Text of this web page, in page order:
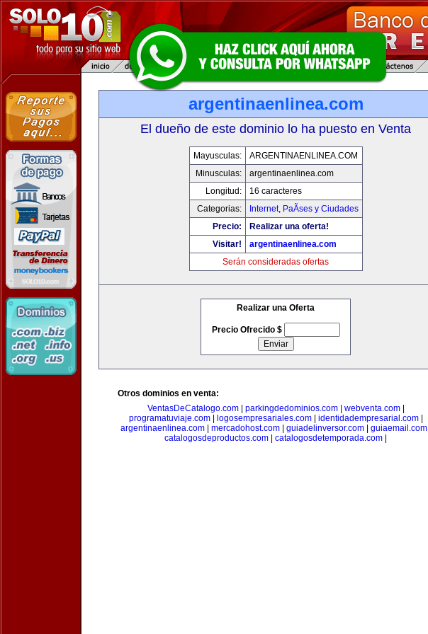
argentinaenlinea.com
El dueño de este dominio lo ha puesto en Venta
Mayusculas:
ARGENTINAENLINEA.COM
Minusculas:
argentinaenlinea.com
Longitud:
16 caracteres
Categorias:
Internet, PaÃ­ses y Ciudades
Precio:
Realizar una oferta!
Visitar!
argentinaenlinea.com
Serán consideradas ofertas
Realizar una Oferta
Precio Ofrecido $
Otros dominios en venta:
VentasDeCatalogo.com| parkingdedominios.com| webventa.com|
programatuviaje.com| logosempresariales.com| identidadempresarial.com|
argentinaenlinea.com| mercadohost.com| guiadelinversor.com| guiaemail.com|
catalogosdeproductos.com
catalogosdetemporada.com